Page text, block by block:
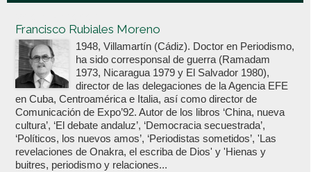
Francisco Rubiales Moreno
1948, Villamartín (Cádiz). Doctor en Periodismo,
ha sido corresponsal de guerra (Ramadam
1973, Nicaragua 1979 y El Salvador 1980),
director de las delegaciones de la Agencia EFE
en Cuba, Centroamérica e Italia, así como director de
Comunicación de Expo’92. Autor de los libros ‘China, nueva
cultura’, ‘El debate andaluz’, ‘Democracia secuestrada’,
‘Políticos, los nuevos amos’, ‘Periodistas sometidos’, 'Las
revelaciones de Onakra, el escriba de Dios' y 'Hienas y
buitres, periodismo y relaciones...